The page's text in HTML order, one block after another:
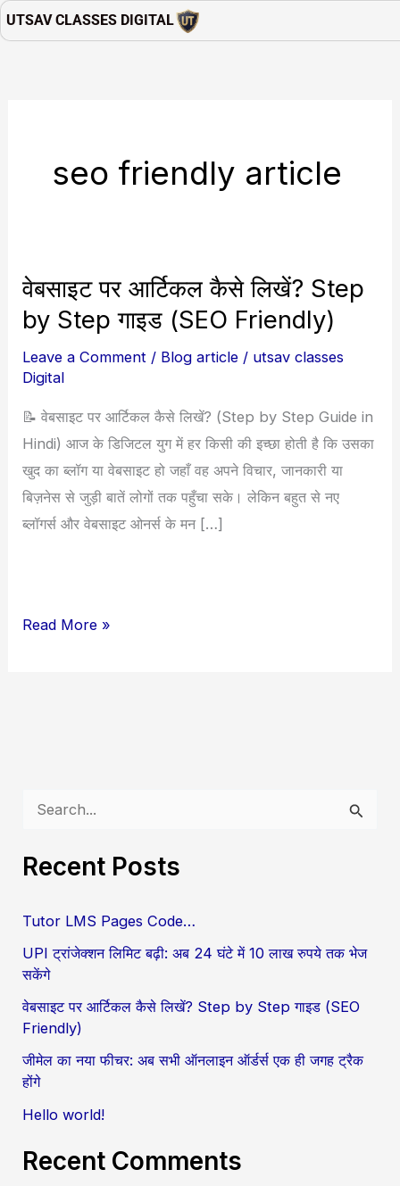
Skip
to
UTSAV CLASSES DIGITAL
seo friendly article
वेबसाइट पर आर्टिकल कैसे लिखें? Step
by Step गाइड (SEO Friendly)
Leave a Comment / Blog article / utsav classes
Digital
📝 वेबसाइट पर आर्टिकल कैसे लिखें? (Step by Step Guide in
Hindi) आज के डिजिटल युग में हर किसी की इच्छा होती है कि उसका
खुद का ब्लॉग या वेबसाइट हो जहाँ वह अपने विचार, जानकारी या
बिज़नेस से जुड़ी बातें लोगों तक पहुँचा सके। लेकिन बहुत से नए
ब्लॉगर्स और वेबसाइट ओनर्स के मन […]
वेबसाइट
पर
आर्टिकल
कैसे
Step
by
Step
गाइड
(SEO
Read More »
a
c
h
f
o
Recent Posts
Tutor LMS Pages Code…
UPI ट्रांजेक्शन लिमिट बढ़ी: अब 24 घंटे में 10 लाख रुपये तक भेज
सकेंगे
वेबसाइट पर आर्टिकल कैसे लिखें? Step by Step गाइड (SEO
Friendly)
जीमेल का नया फीचर: अब सभी ऑनलाइन ऑर्डर्स एक ही जगह ट्रैक
होंगे
Hello world!
Recent Comments